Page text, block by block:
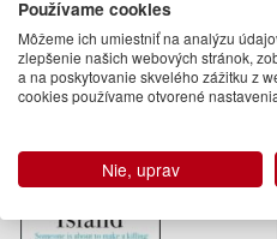
Používame cookies
Môžeme ich umiestniť na analýzu
zlepšenie našich webových stránok,
a na poskytovanie skvelého zážitku z
cookies používame otvorené
Nie, uprav